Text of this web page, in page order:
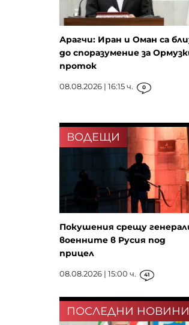
Арагчи: Иран и Оман са
до споразумение за
проток
08.08.2026 | 16:15 ч. 0
ВОДЕЩИ
Покушения срещу
военните в Русия под
прицел
08.08.2026 | 15:00 ч. 41
ПОСЛЕДНИ НОВИНИ